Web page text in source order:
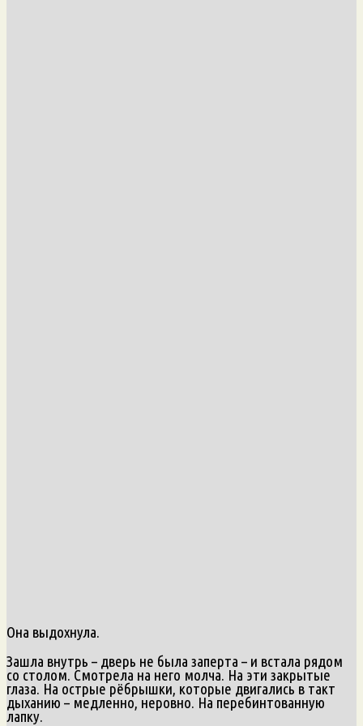
Она выдохнула.
Зашла внутрь – дверь не была заперта – и встала рядом
со столом. Смотрела на него молча. На эти закрытые
глаза. На острые рёбрышки, которые двигались в такт
дыханию – медленно, неровно. На перебинтованную
лапку.